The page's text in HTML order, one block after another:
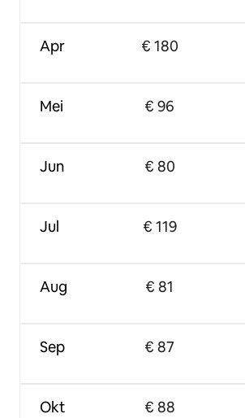
Apr
Mei
Jun
Jul
Aug
Sep
Okt
€ 180
€ 96
€ 80
€ 119
€ 81
€ 87
€ 88